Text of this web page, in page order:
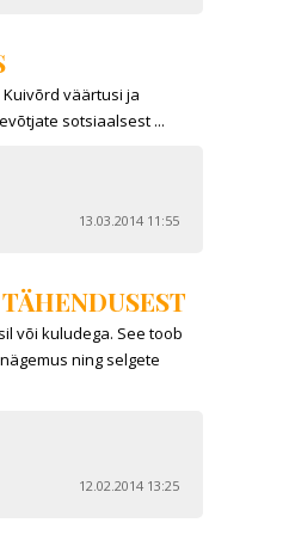
väärtusi ja
sotsiaalsest ...
13.03.2014 11:55
või kuludega. See toob
ning selgete
12.02.2014 13:25